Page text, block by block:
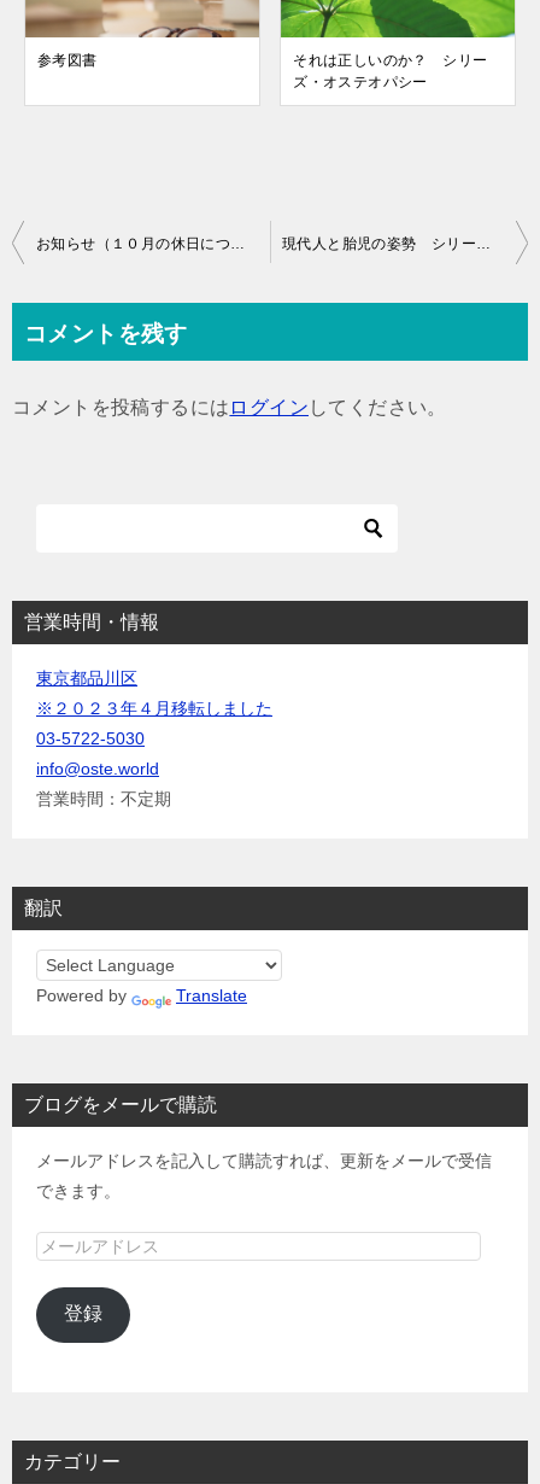
参考図書
それは正しいのか？ シリー
ズ・オステオパシー
投
ビ
お知らせ（１０月の休日について） 現代人と胎児の姿勢 シリーズ・オステオパシー
コメントを残す
コメントを投稿するには ログイン してください。
営業時間・情報
東京都品川区
※２０２３年４月移転しました
03-5722-5030
info@oste.world
営業時間：不定期
翻訳
Powered by Translate
ブログをメールで購読
メールアドレスを記入して購読すれば、更新をメールで受信
できます。
メ
ル
ア
登録
カテゴリー